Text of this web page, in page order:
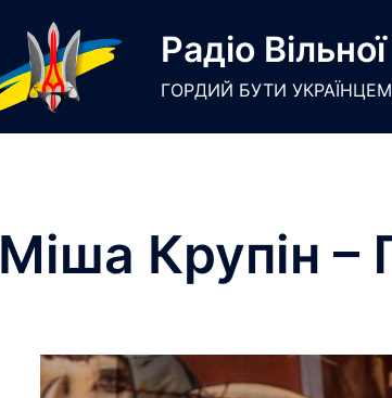
Радіо
ГОРДИЙ БУТИ
Міша Крупін –